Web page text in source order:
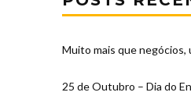
Muito mais que negócios,
25 de Outubro – Dia do